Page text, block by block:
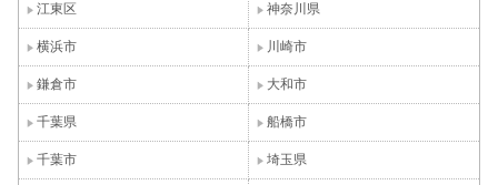
江東区 神奈川県
横浜市 川崎市
鎌倉市 大和市
千葉県 船橋市
千葉市 埼玉県